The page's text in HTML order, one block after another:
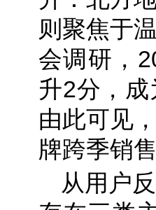
则聚焦于
会调研，
升2分，
由此可见
牌跨季销
从用户